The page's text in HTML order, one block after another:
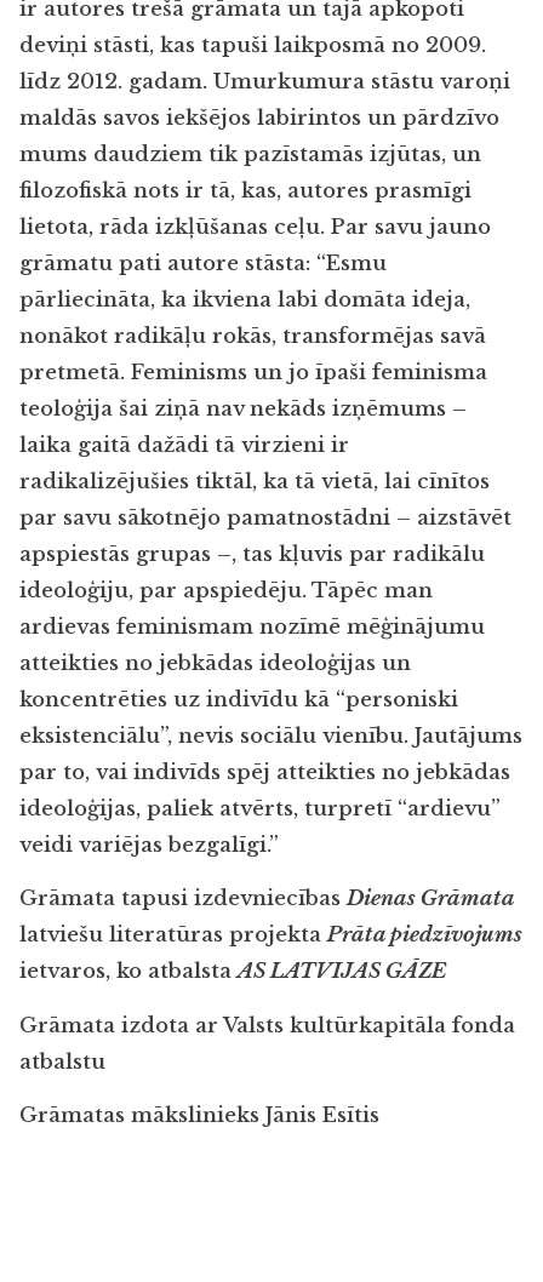
ir autores trešā grāmata un tajā apkopoti
deviņi stāsti, kas tapuši laikposmā no 2009.
līdz 2012. gadam. Umurkumura stāstu varoņi
maldās savos iekšējos labirintos un pārdzīvo
mums daudziem tik pazīstamās izjūtas, un
filozofiskā nots ir tā, kas, autores prasmīgi
lietota, rāda izkļūšanas ceļu. Par savu jauno
grāmatu pati autore stāsta: “Esmu
pārliecināta, ka ikviena labi domāta ideja,
nonākot radikāļu rokās, transformējas savā
pretmetā. Feminisms un jo īpaši feminisma
teoloģija šai ziņā nav nekāds izņēmums –
laika gaitā dažādi tā virzieni ir
radikalizējušies tiktāl, ka tā vietā, lai cīnītos
par savu sākotnējo pamatnostādni – aizstāvēt
apspiestās grupas –, tas kļuvis par radikālu
ideoloģiju, par apspiedēju. Tāpēc man
ardievas feminismam nozīmē mēģinājumu
atteikties no jebkādas ideoloģijas un
koncentrēties uz indivīdu kā “personiski
eksistenciālu”, nevis sociālu vienību. Jautājums
par to, vai indivīds spēj atteikties no jebkādas
ideoloģijas, paliek atvērts, turpretī “ardievu”
veidi variējas bezgalīgi.”
Grāmata tapusi izdevniecībasDienas Grāmata
latviešu literatūras projektaPrāta piedzīvojums
ietvaros, ko atbalstaAS LATVIJAS GĀZE
Grāmata izdota ar Valsts kultūrkapitāla fonda
atbalstu
Grāmatas mākslinieks Jānis Esītis